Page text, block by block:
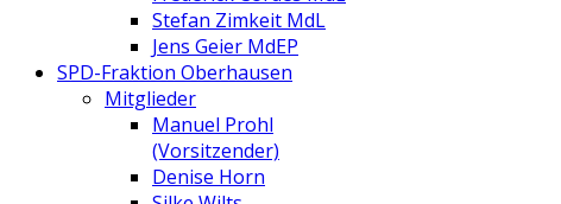
Stefan Zimkeit MdL
Jens Geier MdEP
SPD-Fraktion Oberhausen
Mitglieder
Manuel Prohl
(Vorsitzender)
Denise Horn